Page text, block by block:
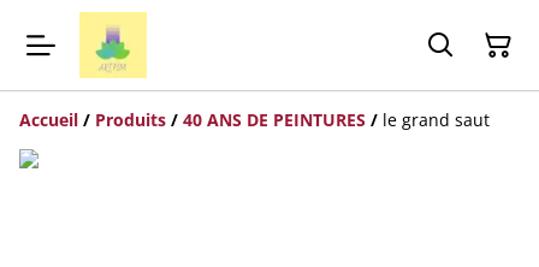
Accueil / Produits / 40 ANS DE PEINTURES / le grand saut